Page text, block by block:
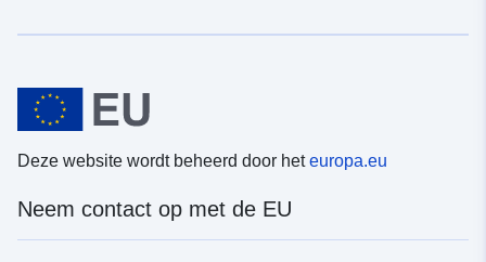
Deze website wordt beheerd door heteuropa.eu
Neem contact op met de EU